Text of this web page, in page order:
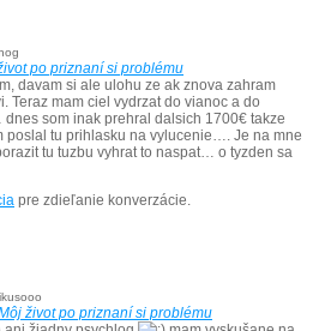
po priznaní si problému
davam si ale ulohu ze ak znova zahram
Teraz mam ciel vydrzat do vianoc a do
som inak prehral dalsich 1700€ takze
poslal tu prihlasku na vylucenie…. Je na mne
tu tuzbu vyhrat to naspat… o tyzden sa
pre zdieľanie konverzácie.
život po priznaní si problému